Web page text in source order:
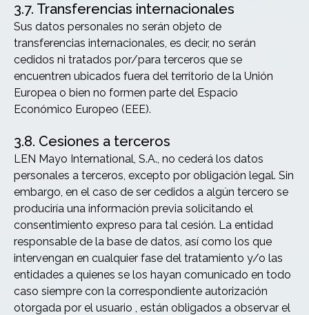
3.7. Transferencias internacionales
Sus datos personales no serán objeto de
transferencias internacionales, es decir, no serán
cedidos ni tratados por/para terceros que se
encuentren ubicados fuera del territorio de la Unión
Europea o bien no formen parte del Espacio
Económico Europeo (EEE).
3.8. Cesiones a terceros
LEN Mayo International, S.A., no cederá los datos
personales a terceros, excepto por obligación legal. Sin
embargo, en el caso de ser cedidos a algún tercero se
produciría una información previa solicitando el
consentimiento expreso para tal cesión. La entidad
responsable de la base de datos, así como los que
intervengan en cualquier fase del tratamiento y/o las
entidades a quienes se los hayan comunicado en todo
caso siempre con la correspondiente autorización
otorgada por el usuario , están obligados a observar el